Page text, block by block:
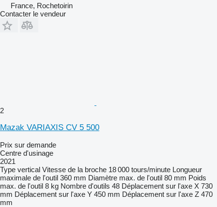
France, Rochetoirin
Contacter le vendeur
2
Mazak VARIAXIS CV 5 500
Prix sur demande
Centre d'usinage
2021
Type vertical Vitesse de la broche 18 000 tours/minute Longueur
maximale de l'outil 360 mm Diamètre max. de l'outil 80 mm Poids
max. de l'outil 8 kg Nombre d'outils 48 Déplacement sur l'axe X 730
mm Déplacement sur l'axe Y 450 mm Déplacement sur l'axe Z 470
mm